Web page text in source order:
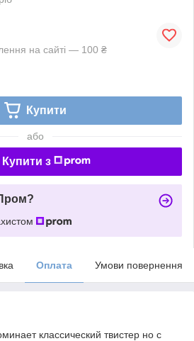
на сайті — 100 ₴
Купити
або
Купити з
Оплата Умови повернення
классический твистер но с